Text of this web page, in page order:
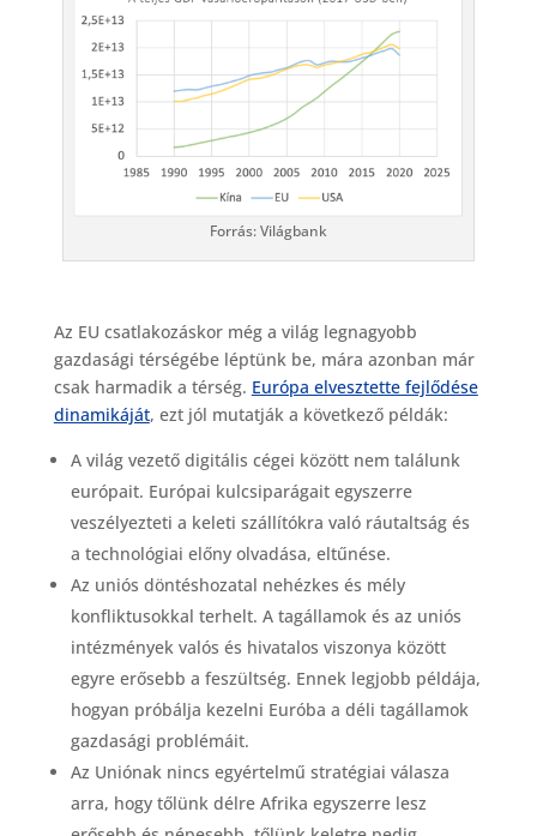
Forrás: Világbank
Az EU csatlakozáskor még a világ legnagyobb
gazdasági térségébe léptünk be, mára azonban már
csak harmadik a térség. Európa elvesztette fejlődése
dinamikáját, ezt jól mutatják a következő példák:
A világ vezető digitális cégei között nem találunk
európait. Európai kulcsiparágait egyszerre
veszélyezteti a keleti szállítókra való ráutaltság és
a technológiai előny olvadása, eltűnése.
Az uniós döntéshozatal nehézkes és mély
konfliktusokkal terhelt. A tagállamok és az uniós
intézmények valós és hivatalos viszonya között
egyre erősebb a feszültség. Ennek legjobb példája,
hogyan próbálja kezelni Euróba a déli tagállamok
gazdasági problémáit.
Az Uniónak nincs egyértelmű stratégiai válasza
arra, hogy tőlünk délre Afrika egyszerre lesz